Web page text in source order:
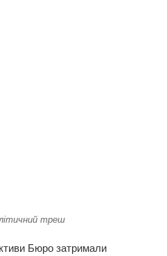
треш
Бюро затримали